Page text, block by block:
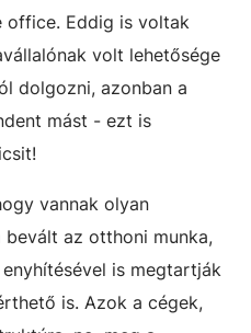
office. Eddig is voltak
volt lehetősége
dolgozni, azonban a
mást - ezt is
vannak olyan
bevált az otthoni munka,
is megtartják
is. Azok a cégek,